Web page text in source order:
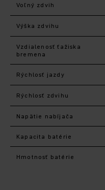
Voľný zdvih
Výška zdvihu
Vzdialenosť ťažiska
bremena
Rýchlosť jazdy
Rýchlosť zdvihu
Napätie nabíjača
Kapacita batérie
Hmotnosť batérie